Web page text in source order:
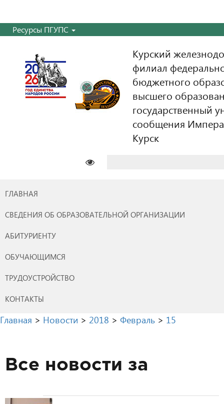
Ресурсы ПГУПС
Курский
филиал
бюджетного
высшего
государственный
сообщения
Курск
ГЛАВНАЯ
СВЕДЕНИЯ ОБ ОБРАЗОВАТЕЛЬНОЙ ОРГАНИЗАЦИИ
АБИТУРИЕНТУ
ОБУЧАЮЩИМСЯ
ТРУДОУСТРОЙСТВО
КОНТАКТЫ
Главная > Новости > 2018 > Февраль > 15
Все новости за